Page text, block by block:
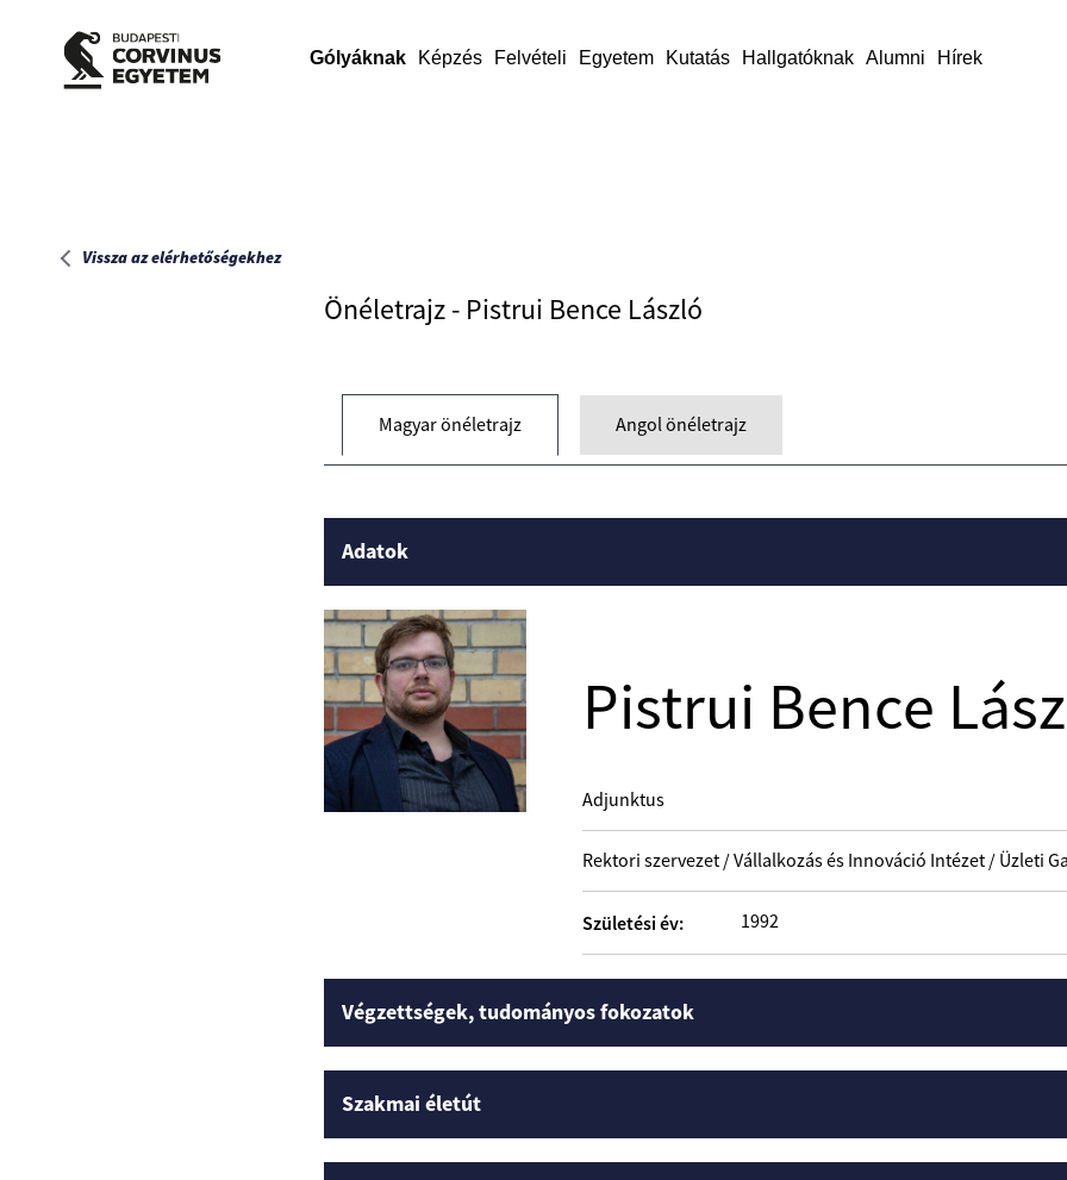
Gólyáknak Képzés Felvételi Egyetem Kutatás Hallgatóknak Alumni Hírek
Vissza az elérhetőségekhez
Önéletrajz - Pistrui Bence László
Magyar önéletrajz Angol önéletrajz
Adatok
Pistrui Bence
Adjunktus
Rektori szervezet / Vállalkozás és Innováció Intézet / Üzleti
Születési év: 1992
Végzettségek, tudományos fokozatok
Szakmai életút